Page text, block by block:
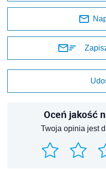
Oceń jakość
Twoja opinia jest